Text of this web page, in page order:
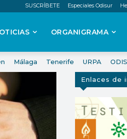
SUSCRÍBETE Especiales Odisur
ORGANIGRAMA
Málaga Tenerife URPA
Enlaces de